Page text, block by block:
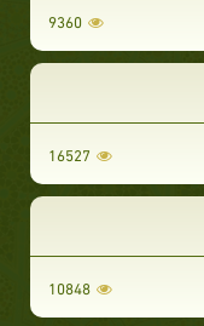
9360
16527
10848